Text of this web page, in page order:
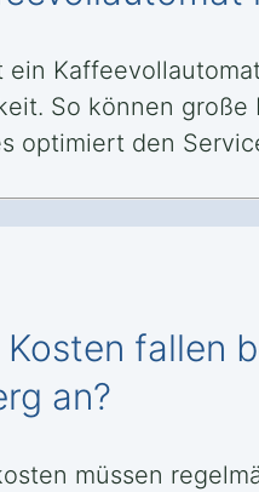
ein
So können
optimiert den
fallen
an?
müssen